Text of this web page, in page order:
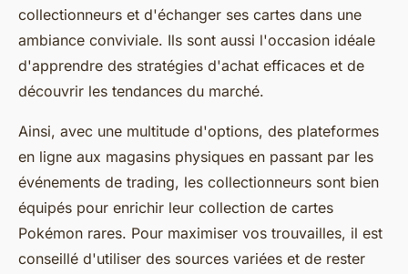
collectionneurs et d'échanger ses cartes dans une
ambiance conviviale. Ils sont aussi l'occasion idéale
d'apprendre des stratégies d'achat efficaces et de
découvrir les tendances du marché.
Ainsi, avec une multitude d'options, des plateformes
en ligne aux magasins physiques en passant par les
événements de trading, les collectionneurs sont bien
équipés pour enrichir leur collection de cartes
Pokémon rares. Pour maximiser vos trouvailles, il est
conseillé d'utiliser des sources variées et de rester